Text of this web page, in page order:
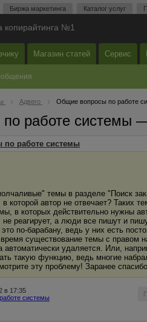
Биржа маркетинга Каталог услуг
копирайтинга №1
Магазин статей Сервис
Адвего Общие вопросы по работе
работе системы
работе системы
темы в разделе "Поиск
которой автор не отвечает?
в которых действительно нужны
реагирует, а люди все пишут и
по-барабану, ведь у них есть
существование темы с правом
автоматически удаляется. Или,
такую функцию, ведь многие
эту проблему! Заранее
в 17:35
системы